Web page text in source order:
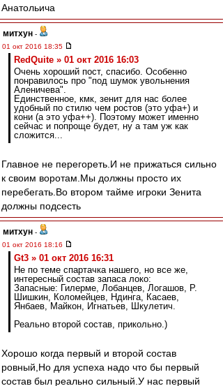
Анатольича
митхун -
01 окт 2016 18:35
RedQuite » 01 окт 2016 16:03
Очень хороший пост, спасибо. Особенно
понравилось про "под шумок увольнения
Аленичева".
Единственное, кмк, зенит для нас более
удобный по стилю чем ростов (это уфа+) и
кони (а это уфа++). Поэтому может именно
сейчас и попроще будет, ну а там уж как
сложится...
Главное не перегореть.И не прижаться сильно
к своим воротам.Мы должны просто их
перебегать.Во втором тайме игроки Зенита
должны подсесть
митхун -
01 окт 2016 18:16
Gt3 » 01 окт 2016 16:31
Не по теме спартачка нашего, но все же,
интересный состав запаса локо:
Запасные: Гилерме, Лобанцев, Логашов, Р.
Шишкин, Коломейцев, Ндинга, Касаев,
Янбаев, Майкон, Игнатьев, Шкулетич.
Реально второй состав, прикольно.)
Хорошо когда первый и второй состав
ровный,Но для успеха надо что бы первый
состав был реально сильный.У нас первый